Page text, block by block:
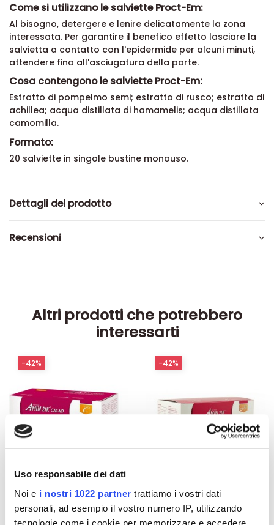
Uso responsabile dei dati
Noi e i nostri 1022 partner trattiamo i vostri dati
personali, ad esempio il vostro numero IP, utilizzando
tecnologie come i cookie per memorizzare e accedere
Come si utilizzano le salviette Proct-Em:
Al bisogno, detergere e lenire delicatamente la zona
interessata. Per garantire il benefico effetto lasciare la
salvietta a contatto con l'epidermide per alcuni minuti,
attendere fino all'asciugatura della parte.
Cosa contengono le salviette Proct-Em:
Estratto di pompelmo semi; estratto di rusco; estratto di
achillea; acqua distillata di hamamelis; acqua distillata
camomilla.
Formato:
20 salviette in singole bustine monouso.
Dettagli del prodotto
Recensioni
Altri prodotti che potrebbero
interessarti
Integratori per dimagrire
-42%
Integratori per dimagrire
-42%